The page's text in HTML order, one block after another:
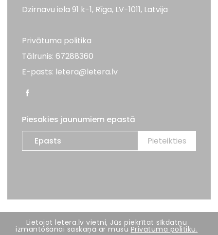
Dzirnavu iela 91 k-1, Rīga, LV-1011, Latvija
Privātuma politika
Tālrunis: 67288360
E-pasts: letera@letera.lv
Piesakies jaunumiem epastā
Visas tiesības aizsargātas. LETERA 2026
Lietojot letera.lv vietni, Jūs piekrītat sīkdatņu
izmantošanai saskaņā ar mūsu Privātuma politiku.